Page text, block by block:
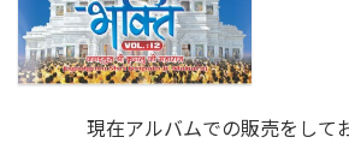
現在アルバムでの販売をして